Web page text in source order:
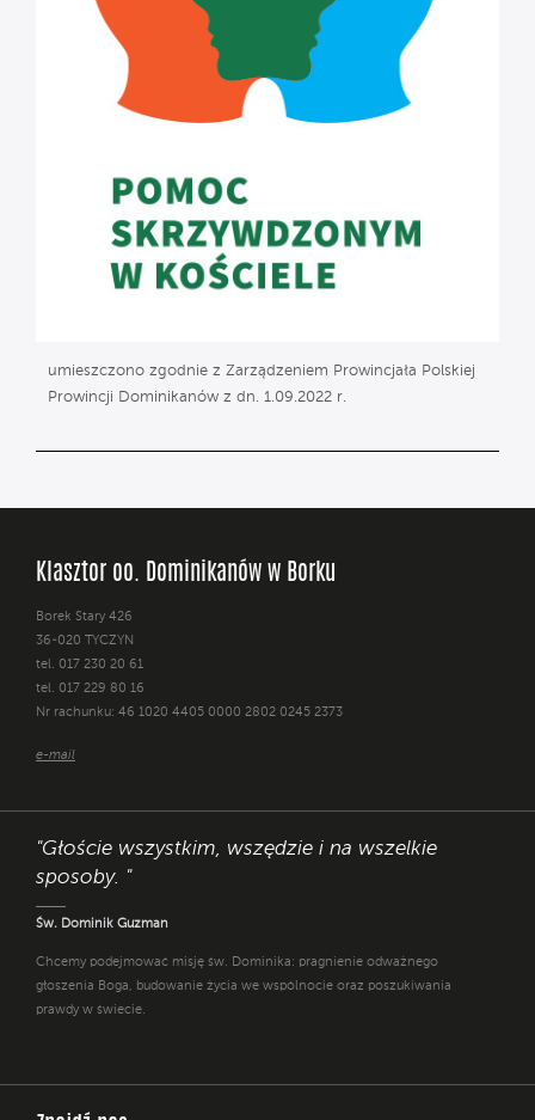
umieszczono zgodnie z Zarządzeniem Prowincjała Polskiej
Prowincji Dominikanów z dn. 1.09.2022 r.
Klasztor oo. Dominikanów w Borku
Borek Stary 426
36-020 TYCZYN
tel. 017 230 20 61
tel. 017 229 80 16
Nr rachunku: 46 1020 4405 0000 2802 0245 2373
e-mail
"Głoście wszystkim, wszędzie i na wszelkie
sposoby. "
Św. Dominik Guzman
Chcemy podejmować misję św. Dominika: pragnienie odważnego
głoszenia Boga, budowanie życia we wspólnocie oraz poszukiwania
prawdy w świecie.